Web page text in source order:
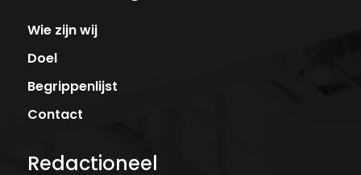
Wie zijn wij
Doel
Begrippenlijst
Contact
Redactioneel